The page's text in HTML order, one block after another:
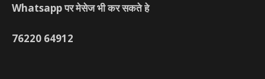
Whatsapp पर मेसेज भी कर सकते हे
76220 64912